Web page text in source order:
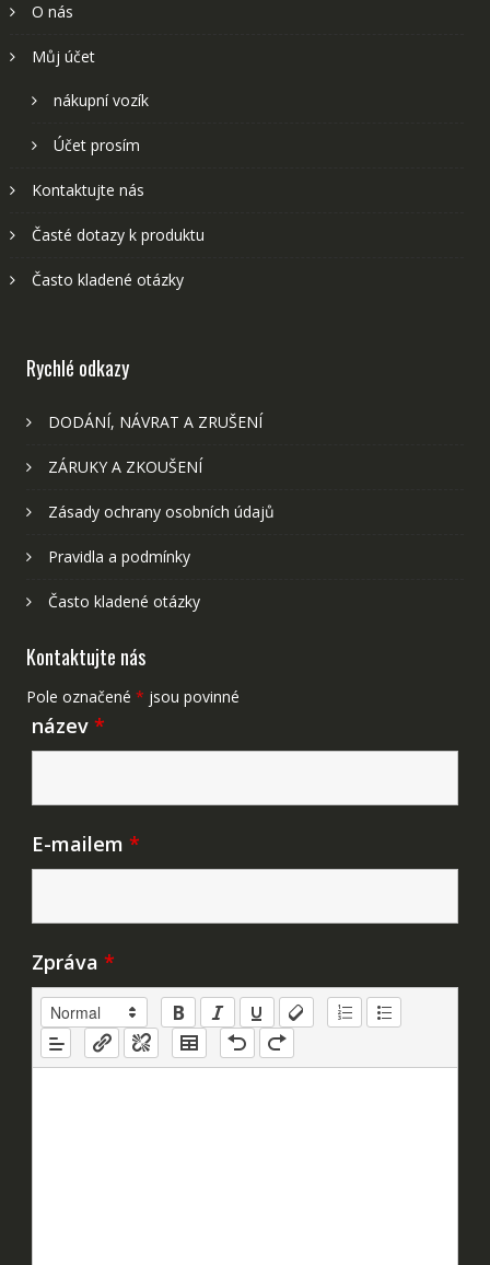
O nás
Můj účet
nákupní vozík
Účet prosím
Kontaktujte nás
Časté dotazy k produktu
Často kladené otázky
Rychlé odkazy
DODÁNÍ, NÁVRAT A ZRUŠENÍ
ZÁRUKY A ZKOUŠENÍ
Zásady ochrany osobních údajů
Pravidla a podmínky
Často kladené otázky
Kontaktujte nás
Pole označené * jsou povinné
název *
E-mailem *
Zpráva *